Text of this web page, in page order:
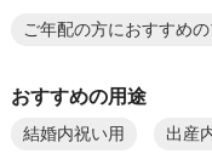
ご年配の方におすすめ
おすすめの用途
結婚内祝い用 出産